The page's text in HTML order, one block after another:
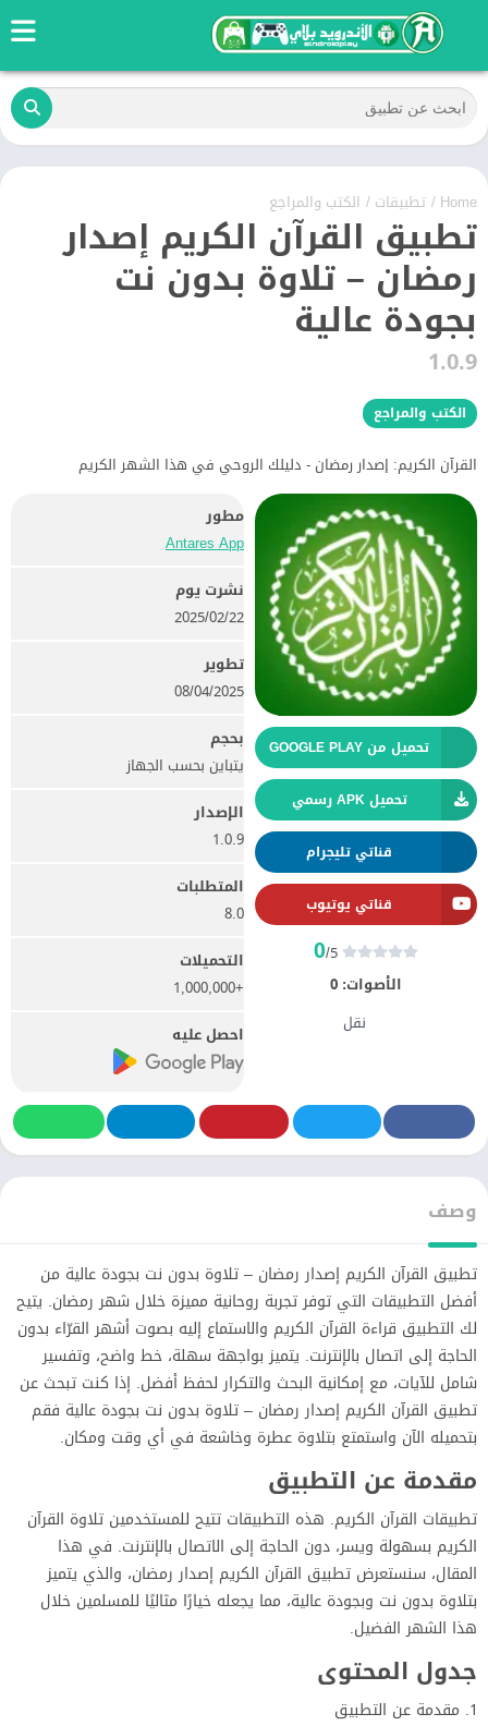
Home
/ تطبيقات / الكتب والمراجع
تطبيق القرآن الكريم إصدار
رمضان – تلاوة بدون نت
بجودة عالية
1.0.9
الكتب والمراجع
القرآن الكريم: إصدار رمضان - دليلك الروحي في هذا الشهر الكريم
تحميل من GOOGLE PLAY
تحميل APK رسمي
قناتي تليجرام
قناتي يوتيوب
0/5
الأصوات: 0
نقل
مطور
Antares App‏
نشرت يوم
22‏/02‏/2025
تطوير
08/04/2025
بحجم
يتباين بحسب الجهاز
الإصدار
1.0.9
المتطلبات
8.0
التحميلات
+1,000,000
احصل عليه
وصف
تطبيق القرآن الكريم إصدار رمضان – تلاوة بدون نت بجودة عالية من
أفضل التطبيقات التي توفر تجربة روحانية مميزة خلال شهر رمضان. يتيح
لك التطبيق قراءة القرآن الكريم والاستماع إليه بصوت أشهر القرّاء بدون
الحاجة إلى اتصال بالإنترنت. يتميز بواجهة سهلة، خط واضح، وتفسير
شامل للآيات، مع إمكانية البحث والتكرار لحفظ أفضل. إذا كنت تبحث عن
تطبيق القرآن الكريم إصدار رمضان – تلاوة بدون نت بجودة عالية فقم
بتحميله الآن واستمتع بتلاوة عطرة وخاشعة في أي وقت ومكان.
مقدمة عن التطبيق
تطبيقات القرآن الكريم. هذه التطبيقات تتيح للمستخدمين تلاوة القرآن
الكريم بسهولة ويسر، دون الحاجة إلى الاتصال بالإنترنت. في هذا
المقال، سنستعرض تطبيق القرآن الكريم إصدار رمضان، والذي يتميز
بتلاوة بدون نت وبجودة عالية، مما يجعله خيارًا مثاليًا للمسلمين خلال
هذا الشهر الفضيل.
جدول المحتوى
مقدمة عن التطبيق